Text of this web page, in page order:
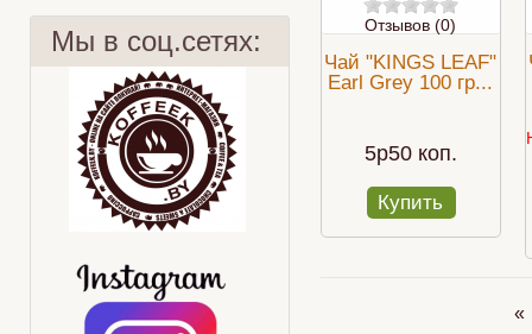
Мандарин
Мы в соц.сетях: Отзывов (0)
Чай "KINGS LEAF"
Earl Grey 100 гр...
5p50 коп.
Купить
«